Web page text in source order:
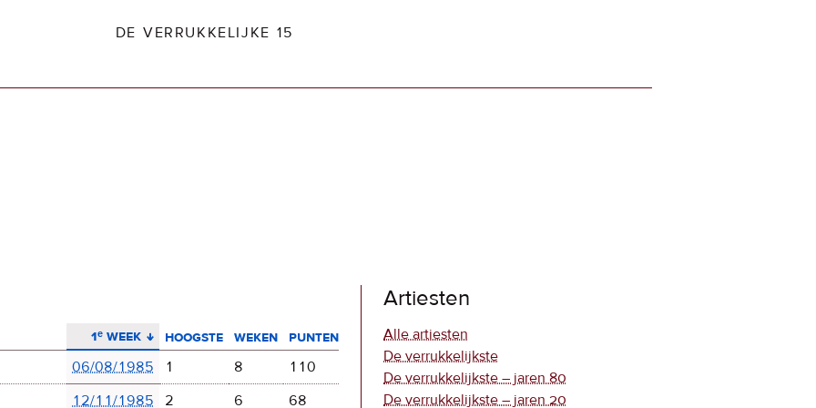
DE VERRUKKELIJKE 15
1ᵉ week
aflopend sorteren hoogste weken
punten
06/08/1985 1 8
110
12/11/1985 2 6
68
Artiesten
Alle artiesten
De verrukkelijkste
De verrukkelijkste – jaren 80
De verrukkelijkste – jaren 20